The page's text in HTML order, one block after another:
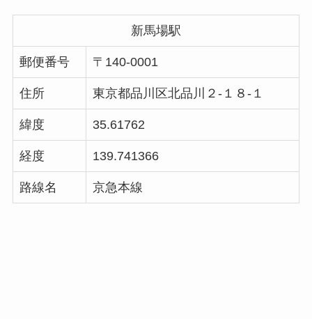
新馬場駅
郵便番号 〒140-0001
住所 東京都品川区北品川２-１８-１
緯度 35.61762
経度 139.741366
路線名 京急本線